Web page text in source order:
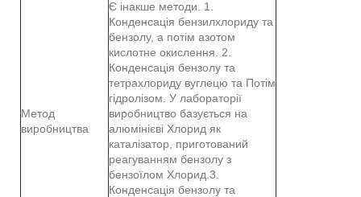
Метод
виробництва
Є інакше методи. 1.
Конденсація бензилхлориду та
бензолу, а потім азотом
кислотне окислення. 2.
Конденсація бензолу та
тетрахлориду вуглецю та Потім
гідролізом. У лабораторії
виробництво базується на
алюмінієві Хлорид як
каталізатор, приготований
реагуванням бензолу з
бензоїлом Хлорид.3.
Конденсація бензолу та